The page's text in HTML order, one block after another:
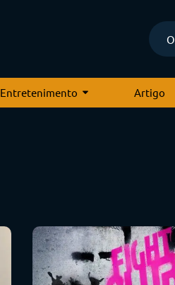
Entretenimento Artigo